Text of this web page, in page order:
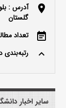
location_on
آدرس :
گلستان
event_note تعداد
keyboard_arrow_up
سایر اخبار